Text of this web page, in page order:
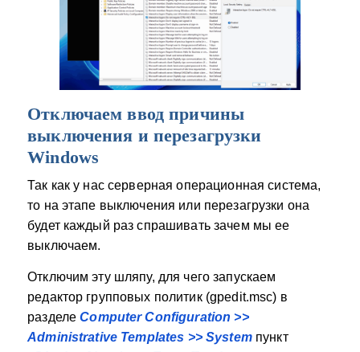
Отключаем ввод причины
выключения и перезагрузки
Windows
Так как у нас серверная операционная система,
то на этапе выключения или перезагрузки она
будет каждый раз спрашивать зачем мы ее
выключаем.
Отключим эту шляпу, для чего запускаем
редактор групповых политик (gpedit.msc) в
разделеComputer Configuration >>
Administrative Templates >> Systemпункт